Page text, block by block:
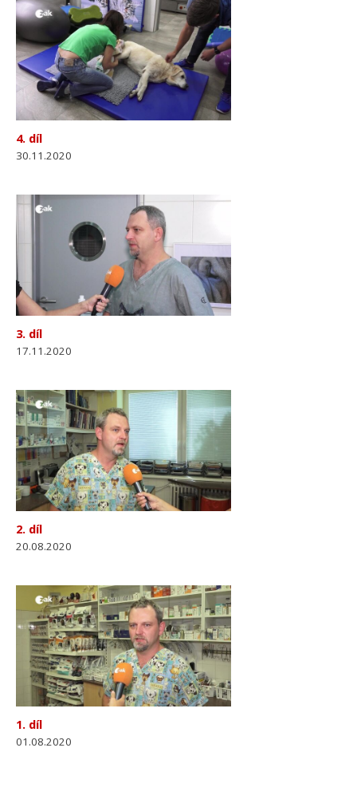
4. díl
30.11.2020
3. díl
17.11.2020
2. díl
20.08.2020
1. díl
01.08.2020